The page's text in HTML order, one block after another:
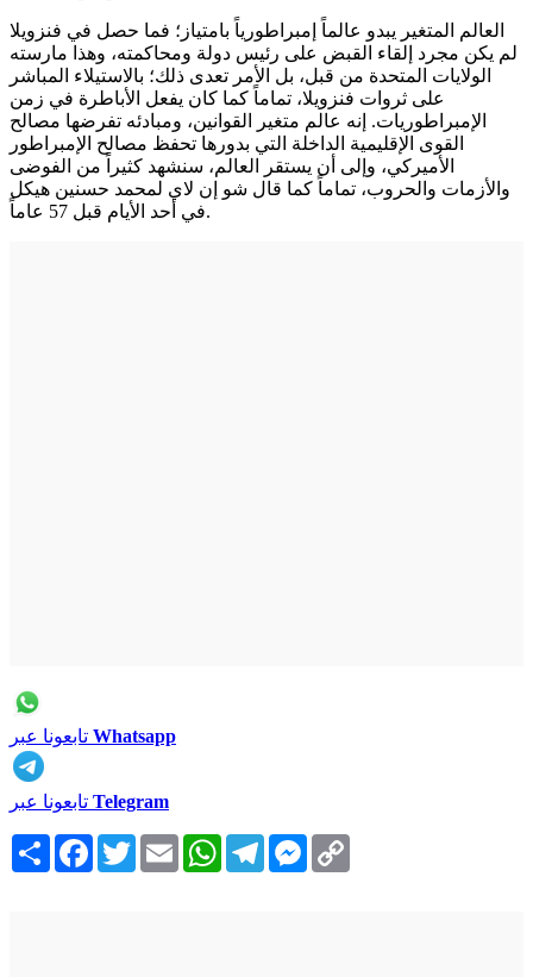
العالم المتغير يبدو عالماً إمبراطورياً بامتياز؛ فما حصل في فنزويلا
لم يكن مجرد إلقاء القبض على رئيس دولة ومحاكمته، وهذا مارسته
الولايات المتحدة من قبل، بل الأمر تعدى ذلك؛ بالاستيلاء المباشر
على ثروات فنزويلا، تماماً كما كان يفعل الأباطرة في زمن
الإمبراطوريات. إنه عالم متغير القوانين، ومبادئه تفرضها مصالح
القوى الإقليمية الداخلة التي بدورها تحفظ مصالح الإمبراطور
الأميركي، وإلى أن يستقر العالم، سنشهد كثيراً من الفوضى
والأزمات والحروب، تماماً كما قال شو إن لاي لمحمد حسنين هيكل
في أحد الأيام قبل 57 عاماً.
Whatsapp
Telegram
انشر Facebook
TwitterEmail WhatsAppTelegramMessenger